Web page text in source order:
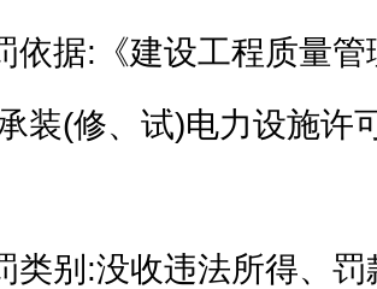
依据:《建设工程质量
装(修、试)电力设施许
类别:没收违法所得、罚